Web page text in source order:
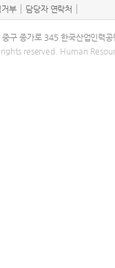
부 담당자 연락처
구 종가로 345 한국산업인력공
reserved. Human